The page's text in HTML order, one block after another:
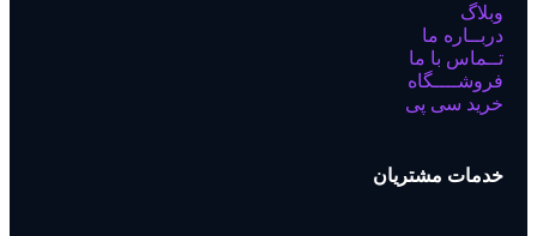
وبلاگ
دربــاره ما
تــماس با ما
فروشــــگاه
خرید سی پی
خدمات مشتریان